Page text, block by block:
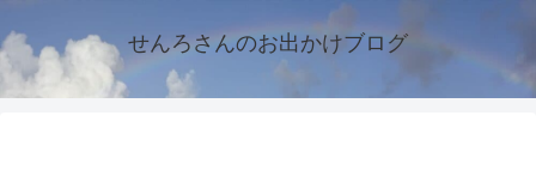
せんろさんのお出かけブログ